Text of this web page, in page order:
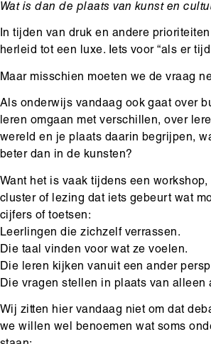
Wat is dan de plaats van kunst en
In tijden van druk en andere
herleid tot een luxe. Iets voor “als er tijd
Maar misschien moeten we de vraag
Als onderwijs vandaag ook gaat over
leren omgaan met verschillen, over
wereld en je plaats daarin begrijpen,
beter dan in de kunsten?
Want het is vaak tijdens een
cluster of lezing dat iets gebeurt wat
cijfers of toetsen:
Leerlingen die zichzelf verrassen.
Die taal vinden voor wat ze voelen.
Die leren kijken vanuit een ander
Die vragen stellen in plaats van alleen
Wij zitten hier vandaag niet om dat
we willen wel benoemen wat soms